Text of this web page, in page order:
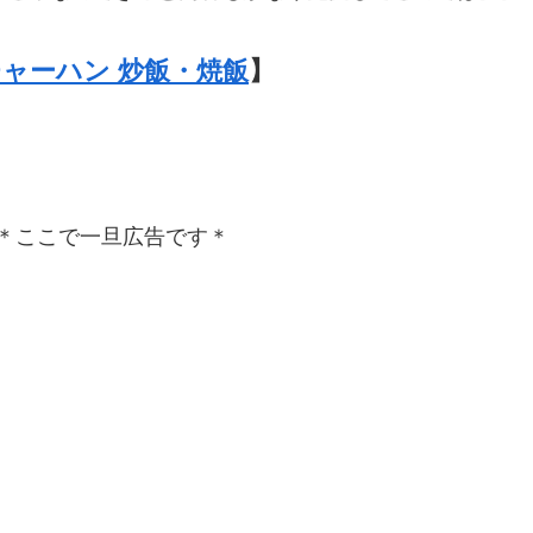
ーハン 炒飯・焼飯】
＊ここで一旦広告です＊